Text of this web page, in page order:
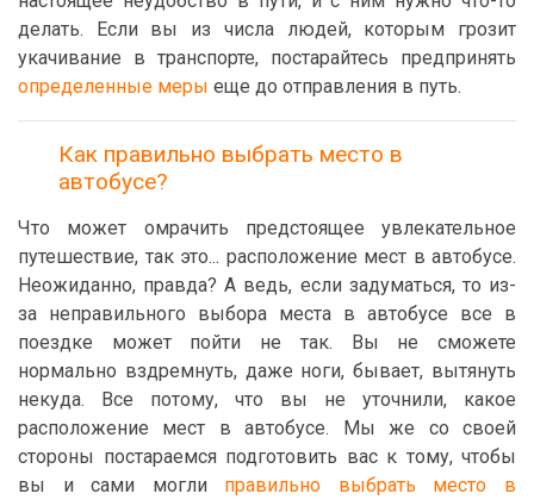
делать. Если вы из числа людей, которым грозит
укачивание в транспорте, постарайтесь предпринять
определенные меры еще до отправления в путь.
Как правильно выбрать место в
автобусе?
Что может омрачить предстоящее увлекательное
путешествие, так это... расположение мест в автобусе.
Неожиданно, правда? А ведь, если задуматься, то из-
за неправильного выбора места в автобусе все в
поездке может пойти не так. Вы не сможете
нормально вздремнуть, даже ноги, бывает, вытянуть
некуда. Все потому, что вы не уточнили, какое
расположение мест в автобусе. Мы же со своей
стороны постараемся подготовить вас к тому, чтобы
вы и сами могли правильно выбрать место в